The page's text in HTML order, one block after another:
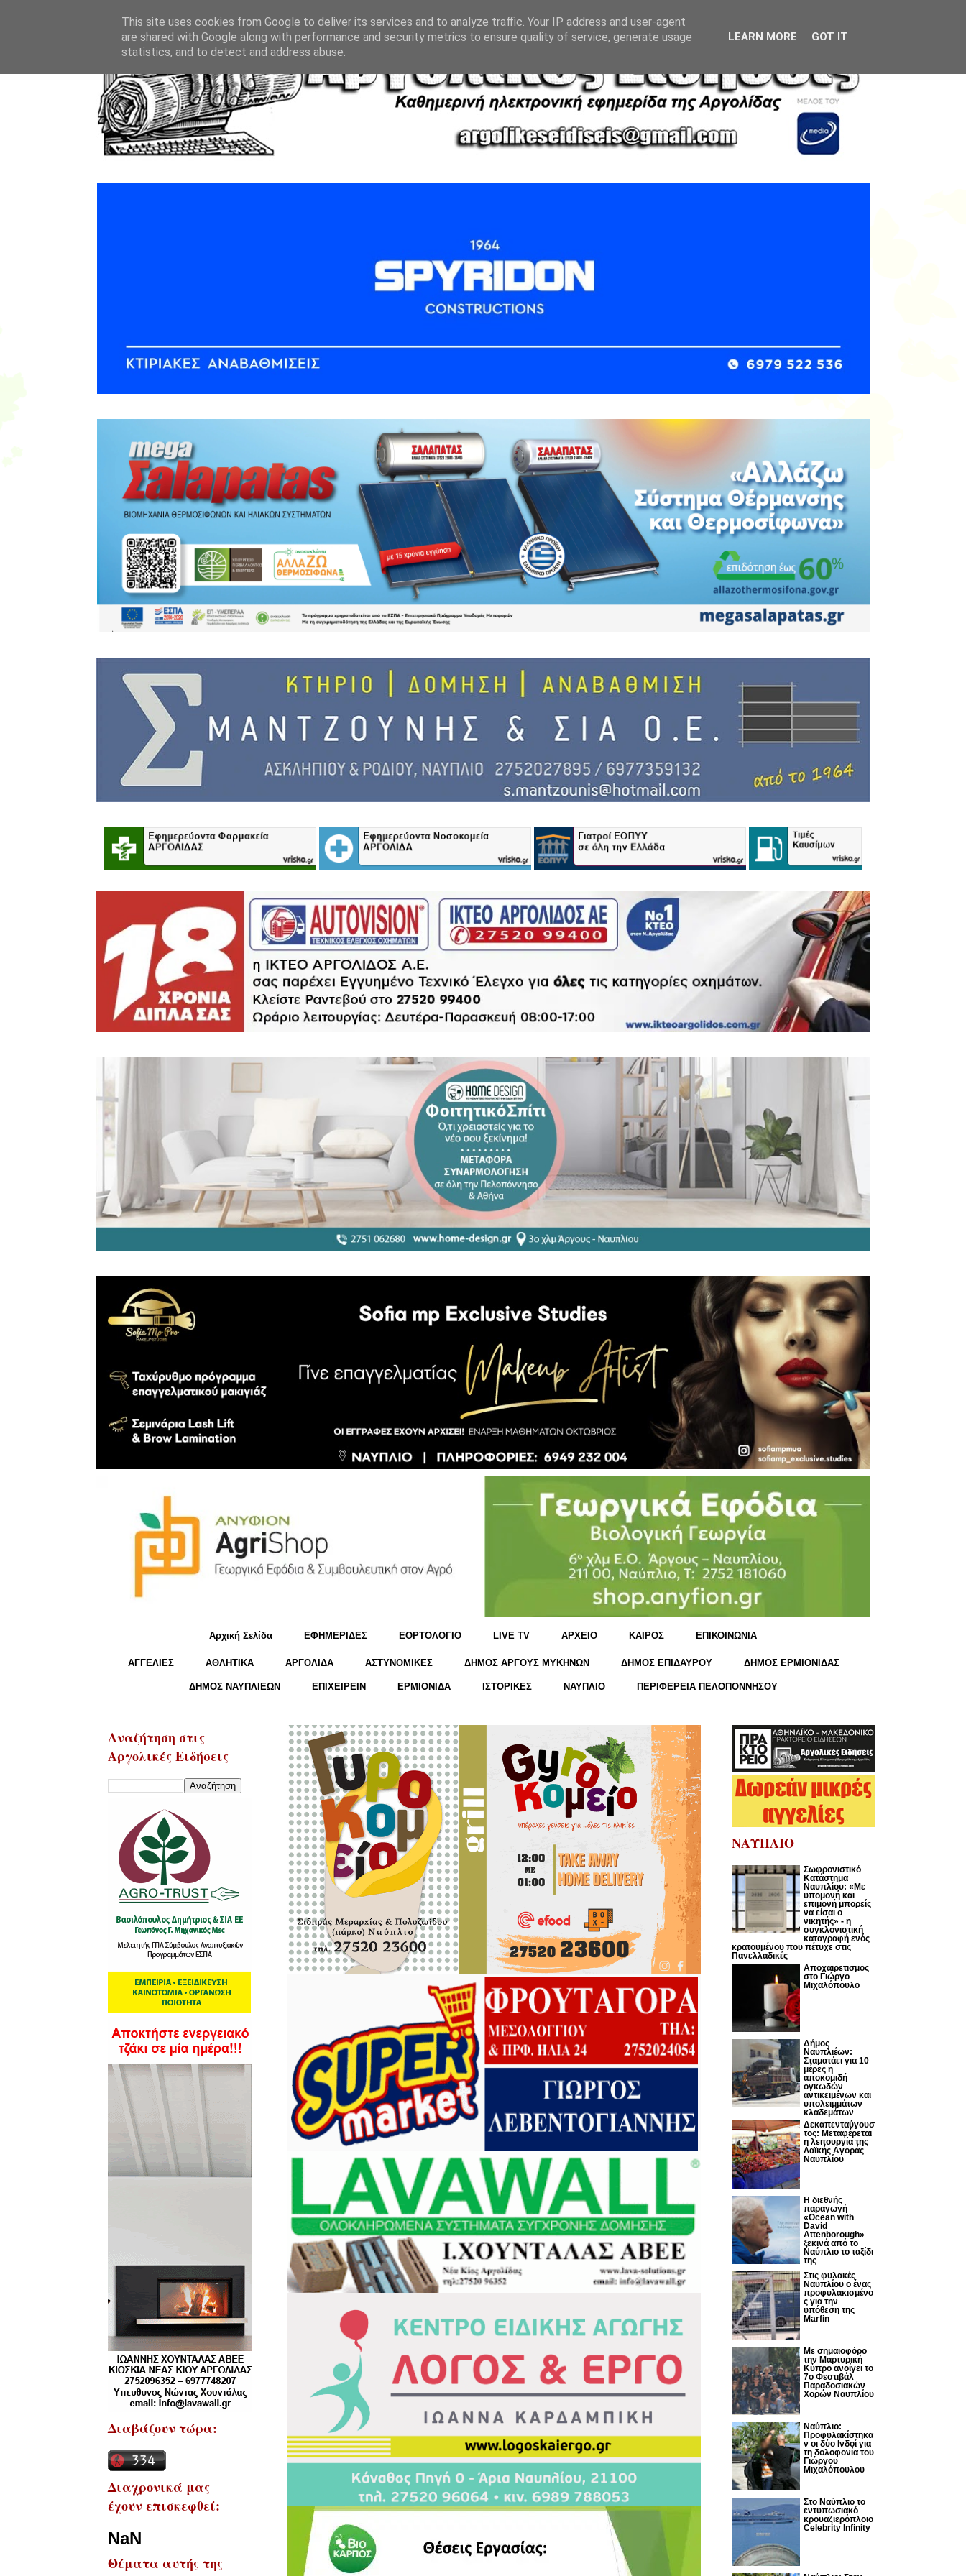
Αρχική Σελίδα ΕΦΗΜΕΡΙΔΕΣ ΕΟΡΤΟΛΟΓΙΟ LIVE TV ΑΡΧΕΙΟ KΑΙΡΟΣ ΕΠΙΚΟΙΝΩΝΙΑ
ΑΓΓΕΛΙΕΣ ΑΘΛΗΤΙΚΑ ΑΡΓΟΛΙΔΑ ΑΣΤΥΝΟΜΙΚΕΣ ΔΗΜΟΣ ΑΡΓΟΥΣ ΜΥΚΗΝΩΝ ΔΗΜΟΣ ΕΠΙΔΑΥΡΟΥ ΔΗΜΟΣ ΕΡΜΙΟΝΙΔΑΣ
ΔΗΜΟΣ ΝΑΥΠΛΙΕΩΝ ΕΠΙΧΕΙΡΕΙΝ ΕΡΜΙΟΝΙΔΑ ΙΣΤΟΡΙΚΕΣ ΝΑΥΠΛΙΟ ΠΕΡΙΦΕΡΕΙΑ ΠΕΛΟΠΟΝΝΗΣΟΥ
Αναζήτηση στις
Αργολικές Ειδήσεις
Διαβάζουν τώρα:
Διαχρονικά μας
έχουν επισκεφθεί:
NaN
Θέματα αυτής της
ΝΑΥΠΛΙΟ
Σωφρονιστικό
Κατάστημα
Ναυπλίου: «Με
υπομονή και
επιμονή μπορείς
να είσαι ο
νικητής» - η
συγκλονιστική
καταγραφή ενός
κρατουμένου που πέτυχε στις
Πανελλαδικές
Αποχαιρετισμός
στο Γιώργο
Μιχαλόπουλο
Δήμος
Ναυπλιέων:
Σταματάει για 10
μέρες η
αποκομιδή
ογκωδών
αντικειμένων και
υπολειμμάτων
κλαδεμάτων
Δεκαπενταύγουσ
τος: Μεταφέρεται
η λειτουργία της
Λαϊκής Αγοράς
Ναυπλίου
Η διεθνής
παραγωγή
«Ocean with
David
Attenborough»
ξεκινά από το
Ναύπλιο το ταξίδι
της
Στις φυλακές
Ναυπλίου ο ένας
προφυλακισμένο
ς για την
υπόθεση της
Marfin
Με σημαιοφόρο
την Μαρτυρική
Κύπρο ανοίγει το
7ο Φεστιβάλ
Παραδοσιακών
Χορών Ναυπλίου
Ναύπλιο:
Προφυλακίστηκα
ν οι δύο Ινδοί για
τη δολοφονία του
Γιώργου
Μιχαλόπουλου
Στο Ναύπλιο το
εντυπωσιακό
κρουαζιερόπλοιο
Celebrity Infinity
This site uses cookies from Google to deliver its services and to analyze traffic. Your IP address and user-agent
are shared with Google along with performance and security metrics to ensure quality of service, generate usage
statistics, and to detect and address abuse.
LEARN MORE GOT IT